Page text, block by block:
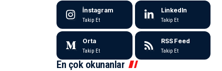
İnstagram
Takip Et
LinkedIn
Takip Et
Orta
Takip Et
RSS Feed
Takip Et
En çok okunanlar